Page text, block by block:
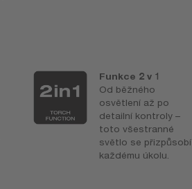
Funkce 2 v 1
Od běžného
osvětlení až po
detailní kontroly –
toto všestranné
světlo se přizpůsobí
každému úkolu.